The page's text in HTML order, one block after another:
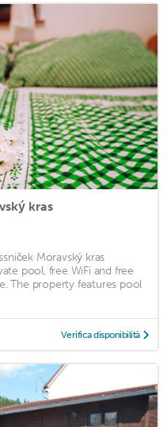
kras
Moravský kras
pool, free WiFi and free
The property features pool
Verifica disponibilità